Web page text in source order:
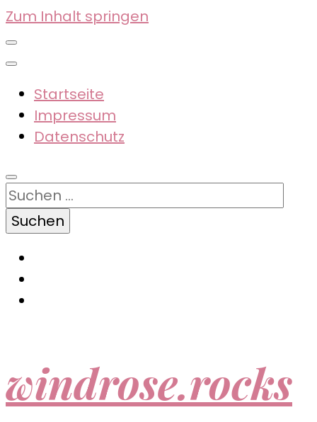
Zum Inhalt springen
Startseite
Impressum
Datenschutz
Suchen
nach:
windrose.rocks